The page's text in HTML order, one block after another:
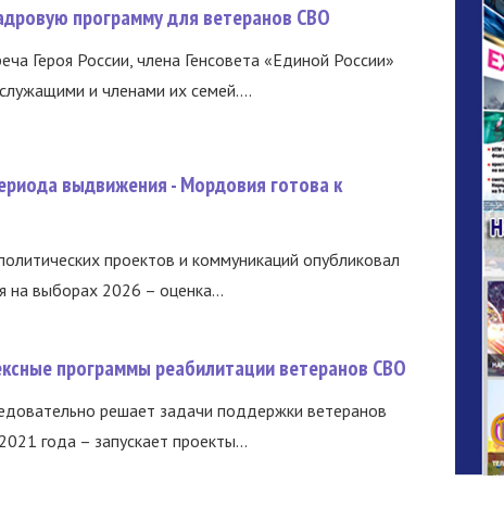
программу для ветеранов СВО
Героя России, члена Генсовета «Единой России»
и членами их семей....
выдвижения - Мордовия готова к
проектов и коммуникаций опубликовал
выборах 2026 – оценка...
программы реабилитации ветеранов СВО
решает задачи поддержки ветеранов
года – запускает проекты...